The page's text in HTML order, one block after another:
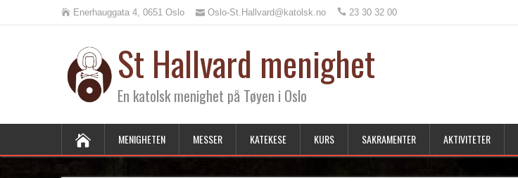
Enerhauggata 4, 0651 Oslo Oslo-St.Hallvard@katolsk.no 23 30 32 00
St Hallvard menighet
En katolsk menighet på Tøyen i Oslo
MENIGHETEN MESSER KATEKESE KURS SAKRAMENTER AKTIVITETER